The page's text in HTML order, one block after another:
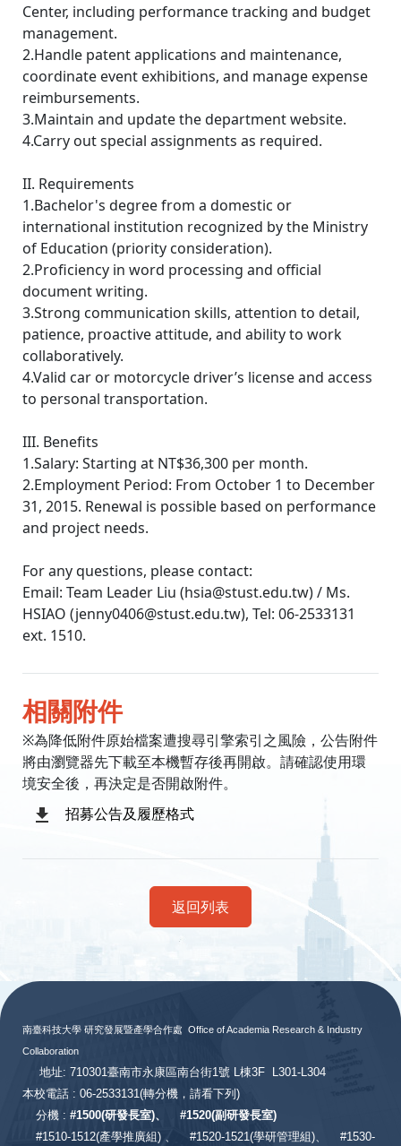
Center, including performance tracking and budget
management.
2.Handle patent applications and maintenance,
coordinate event exhibitions, and manage expense
reimbursements.
3.Maintain and update the department website.
4.Carry out special assignments as required.
II. Requirements
1.Bachelor's degree from a domestic or
international institution recognized by the Ministry
of Education (priority consideration).
2.Proficiency in word processing and official
document writing.
3.Strong communication skills, attention to detail,
patience, proactive attitude, and ability to work
collaboratively.
4.Valid car or motorcycle driver’s license and access
to personal transportation.
III. Benefits
1.Salary: Starting at NT$36,300 per month.
2.Employment Period: From October 1 to December
31, 2015. Renewal is possible based on performance
and project needs.
For any questions, please contact:
Email: Team Leader Liu (hsia@stust.edu.tw) / Ms.
HSIAO (jenny0406@stust.edu.tw), Tel: 06-2533131
ext. 1510.
相關附件
※為降低附件原始檔案遭搜尋引擎索引之風險，公告附件
將由瀏覽器先下載至本機暫存後再開啟。請確認使用環
境安全後，再決定是否開啟附件。
招募公告及履歷格式
返回列表
南臺科技大學 研究發展暨產學合作處 Office of Academia Research & Industry
Collaboration
地址: 710301臺南市永康區南台街1號 L棟3F L301-L304
本校電話 : 06-2533131(轉分機，請看下列)
分機 : #1500(研發長室)、 #1520(副研發長室)
#1510-1512(產學推廣組) 、 #1520-1521(學研管理組)、 #1530-